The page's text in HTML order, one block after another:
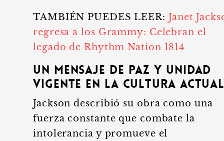
TAMBIÉN PUEDES LEER: Janet
regresa a los Grammy: Celebran el
legado de Rhythm Nation 1814
Un mensaje de paz y unidad
vigente en la cultura
Jackson describió su obra como una
fuerza constante que combate la
intolerancia y promueve el